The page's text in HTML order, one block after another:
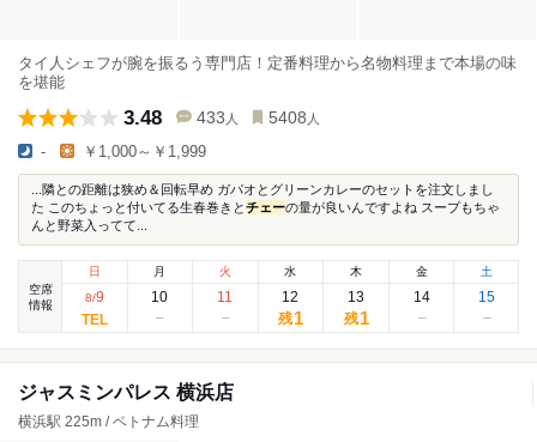
タイ人シェフが腕を振るう専門店！定番料理から名物料理まで本場の味
を堪能
3.48 433 人 5408 人
- ￥1,000～￥1,999
...隣との距離は狭め＆回転早め ガパオとグリーンカレーのセットを注文しまし
た このちょっと付いてる生春巻きとチェーの量が良いんですよね スープもちゃ
んと野菜入ってて...
空席
情報
日
8/9
月
10
火
11
水
12
残1
木
13
残1
金
14
土
15
ジャスミンパレス 横浜店
横浜駅 225m / ベトナム料理